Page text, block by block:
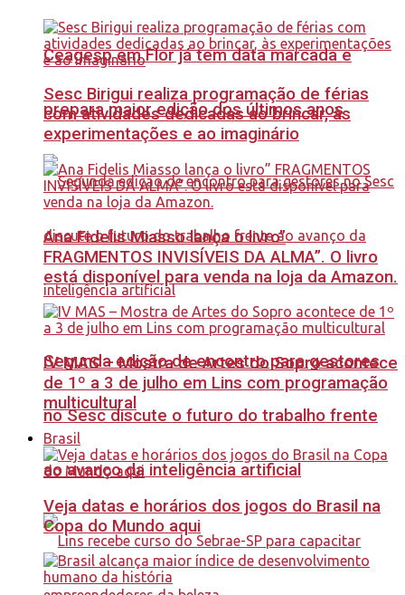
Ceagesp em Flor já tem data marcada e
prepara maior edição dos últimos anos
Segunda edição de encontro para gestores
no Sesc discute o futuro do trabalho frente
ao avanço da inteligência artificial
Sesc Birigui realiza programação de férias
com atividades dedicadas ao brincar, às
experimentações e ao imaginário
Ana Fidelis Miasso lança o livro”
FRAGMENTOS INVISÍVEIS DA ALMA”. O livro
está disponível para venda na loja da Amazon.
IV MAS – Mostra de Artes do Sopro acontece
de 1º a 3 de julho em Lins com programação
multicultural
Brasil
Veja datas e horários dos jogos do Brasil na
Copa do Mundo aqui